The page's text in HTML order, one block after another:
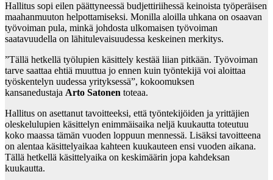
Hallitus sopi eilen päättyneessä budjettiriihessä keinoista työperäisen
maahanmuuton helpottamiseksi. Monilla aloilla uhkana on osaavan
työvoiman pula, minkä johdosta ulkomaisen työvoiman
saatavuudella on lähitulevaisuudessa keskeinen merkitys.
”Tällä hetkellä työlupien käsittely kestää liian pitkään. Työvoiman
tarve saattaa ehtiä muuttua jo ennen kuin työntekijä voi aloittaa
työskentelyn uudessa yrityksessä”, kokoomuksen
kansanedustaja Arto Satonen toteaa.
Hallitus on asettanut tavoitteeksi, että työntekijöiden ja yrittäjien
oleskelulupien käsittelyn enimmäisaika neljä kuukautta toteutuu
koko maassa tämän vuoden loppuun mennessä. Lisäksi tavoitteena
on alentaa käsittelyaikaa kahteen kuukauteen ensi vuoden aikana.
Tällä hetkellä käsittelyaika on keskimäärin jopa kahdeksan
kuukautta.